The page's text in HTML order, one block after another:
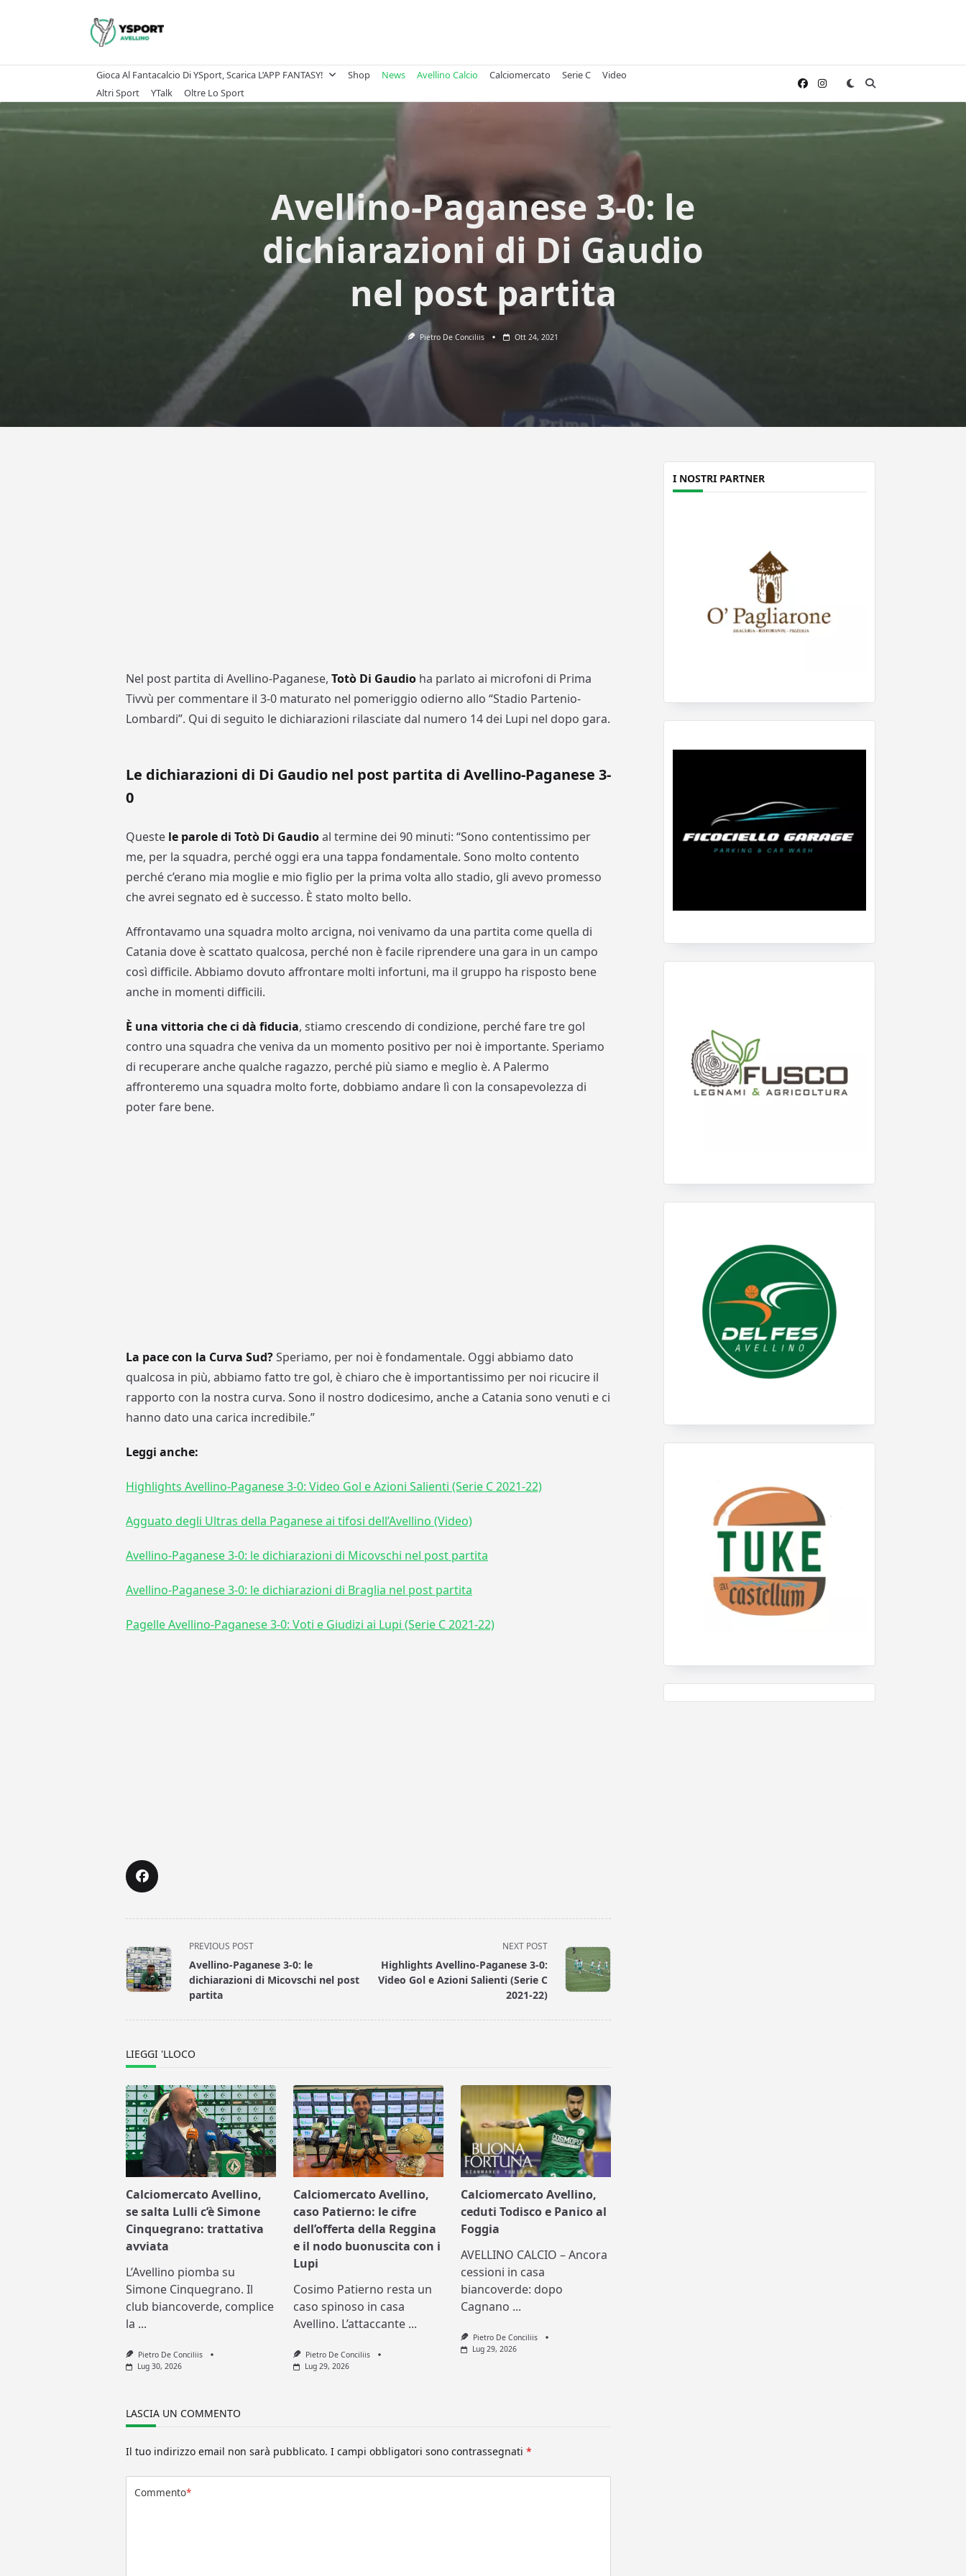
Gioca Al Fantacalcio Di YSport, Scarica L’APP FANTASY! Shop News Avellino Calcio Calciomercato Serie C
Video
Altri Sport
YTalk Oltre Lo Sport
Avellino-Paganese 3-0: le
dichiarazioni di Di Gaudio
nel post partita
Pietro De Conciliis Ott 24, 2021
Nel post partita di Avellino-Paganese,Totò Di Gaudio ha parlato ai microfoni di Prima
Tivvù per commentare il 3-0 maturato nel pomeriggio odierno allo “Stadio Partenio-
Lombardi”. Qui di seguito le dichiarazioni rilasciate dal numero 14 dei Lupi nel dopo gara.
Le dichiarazioni di Di Gaudio nel post partita di Avellino-Paganese 3-
0
Queste le parole di Totò Di Gaudioal termine dei 90 minuti: “Sono contentissimo per
me, per la squadra, perché oggi era una tappa fondamentale. Sono molto contento
perché c’erano mia moglie e mio figlio per la prima volta allo stadio, gli avevo promesso
che avrei segnato ed è successo. È stato molto bello.
Affrontavamo una squadra molto arcigna, noi venivamo da una partita come quella di
Catania dove è scattato qualcosa, perché non è facile riprendere una gara in un campo
così difficile. Abbiamo dovuto affrontare molti infortuni, ma il gruppo ha risposto bene
anche in momenti difficili.
È una vittoria che ci dà fiducia, stiamo crescendo di condizione, perché fare tre gol
contro una squadra che veniva da un momento positivo per noi è importante. Speriamo
di recuperare anche qualche ragazzo, perché più siamo e meglio è. A Palermo
affronteremo una squadra molto forte, dobbiamo andare lì con la consapevolezza di
poter fare bene.
La pace con la Curva Sud?Speriamo, per noi è fondamentale. Oggi abbiamo dato
qualcosa in più, abbiamo fatto tre gol, è chiaro che è importantissimo per noi ricucire il
rapporto con la nostra curva. Sono il nostro dodicesimo, anche a Catania sono venuti e ci
hanno dato una carica incredibile.”
Leggi anche:
Highlights Avellino-Paganese 3-0: Video Gol e Azioni Salienti (Serie C 2021-22)
Agguato degli Ultras della Paganese ai tifosi dell’Avellino (Video)
Avellino-Paganese 3-0: le dichiarazioni di Micovschi nel post partita
Avellino-Paganese 3-0: le dichiarazioni di Braglia nel post partita
Pagelle Avellino-Paganese 3-0: Voti e Giudizi ai Lupi (Serie C 2021-22)
<span
class="nav-
subtitle
screen-
PREVIOUS POST
Avellino-Paganese 3-0: le
dichiarazioni di Micovschi nel post
partita
NEXT POST
Highlights Avellino-Paganese 3-0:
Video Gol e Azioni Salienti (Serie C
2021-22)
LIEGGI 'LLOCO
Calciomercato Avellino,
se salta Lulli c’è Simone
Cinquegrano: trattativa
avviata
L’Avellino piomba su
Simone Cinquegrano. Il
club biancoverde, complice
la ...
Pietro De Conciliis
Lug 30, 2026
Calciomercato Avellino,
caso Patierno: le cifre
dell’offerta della Reggina
e il nodo buonuscita con i
Lupi
Cosimo Patierno resta un
caso spinoso in casa
Avellino. L’attaccante ...
Pietro De Conciliis
Lug 29, 2026
Calciomercato Avellino,
ceduti Todisco e Panico al
Foggia
AVELLINO CALCIO – Ancora
cessioni in casa
biancoverde: dopo
Cagnano ...
Pietro De Conciliis
Lug 29, 2026
LASCIA UN COMMENTO
Il tuo indirizzo email non sarà pubblicato. I campi obbligatori sono contrassegnati*
Commento*
I NOSTRI PARTNER